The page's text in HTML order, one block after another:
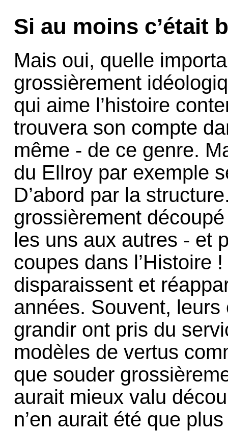
Si au moins c’était
Mais oui, quelle
grossièrement
qui aime l’histoire
trouvera son compte
même - de ce genre.
du Ellroy par exemple
D’abord par la
grossièrement
les uns aux autres - et
coupes dans l’Histoire
disparaissent et
années. Souvent, leurs
grandir ont pris du
modèles de vertus
que souder
aurait mieux valu
n’en aurait été que